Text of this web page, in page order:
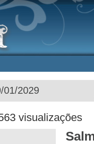
01/2029
visualizações